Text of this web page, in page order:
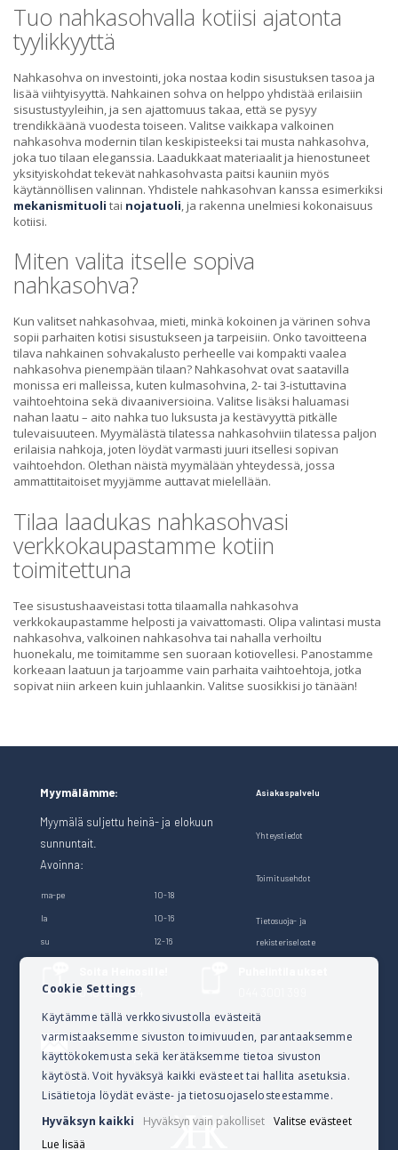
Tuo nahkasohvalla kotiisi ajatonta
tyylikkyyttä
Nahkasohva on investointi, joka nostaa kodin sisustuksen tasoa ja
lisää viihtyisyyttä. Nahkainen sohva on helppo yhdistää erilaisiin
sisustustyyleihin, ja sen ajattomuus takaa, että se pysyy
trendikkäänä vuodesta toiseen. Valitse vaikkapa valkoinen
nahkasohva modernin tilan keskipisteeksi tai musta nahkasohva,
joka tuo tilaan eleganssia. Laadukkaat materiaalit ja hienostuneet
yksityiskohdat tekevät nahkasohvasta paitsi kauniin myös
käytännöllisen valinnan. Yhdistele nahkasohvan kanssa esimerkiksi
mekanismituoli tai nojatuoli , ja rakenna unelmiesi kokonaisuus
kotiisi.
Miten valita itselle sopiva
nahkasohva?
Kun valitset nahkasohvaa, mieti, minkä kokoinen ja värinen sohva
sopii parhaiten kotisi sisustukseen ja tarpeisiin. Onko tavoitteena
tilava nahkainen sohvakalusto perheelle vai kompakti vaalea
nahkasohva pienempään tilaan? Nahkasohvat ovat saatavilla
monissa eri malleissa, kuten kulmasohvina, 2- tai 3-istuttavina
vaihtoehtoina sekä divaaniversioina. Valitse lisäksi haluamasi
nahan laatu – aito nahka tuo luksusta ja kestävyyttä pitkälle
tulevaisuuteen. Myymälästä tilatessa nahkasohviin tilatessa paljon
erilaisia nahkoja, joten löydät varmasti juuri itsellesi sopivan
vaihtoehdon. Olethan näistä myymälään yhteydessä, jossa
ammattitaitoiset myyjämme auttavat mielellään.
Tilaa laadukas nahkasohvasi
verkkokaupastamme kotiin
toimitettuna
Tee sisustushaaveistasi totta tilaamalla nahkasohva
verkkokaupastamme helposti ja vaivattomasti. Olipa valintasi musta
nahkasohva, valkoinen nahkasohva tai nahalla verhoiltu
huonekalu, me toimitamme sen suoraan kotiovellesi. Panostamme
korkeaan laatuun ja tarjoamme vain parhaita vaihtoehtoja, jotka
sopivat niin arkeen kuin juhlaankin. Valitse suosikkisi jo tänään!
Myymälämme:
Myymälä suljettu heinä- ja elokuun
sunnuntait.
Avoinna:
ma-pe 10-18
la 10-16
su 12-16
Asiakaspalvelu
Yhteystiedot
Toimitusehdot
Tietosuoja- ja
rekisteriseloste
040 528 1124
Lähetä sähköpostia
verkkokauppa@kalusteheinoset.fi
Cookie Settings
Käytämme tällä verkkosivustolla evästeitä
varmistaaksemme sivuston toimivuuden, parantaaksemme
käyttökokemusta sekä kerätäksemme tietoa sivuston
käytöstä. Voit hyväksyä kaikki evästeet tai hallita asetuksia.
Lisätietoja löydät eväste- ja tietosuojaselosteestamme.
Hyväksyn kaikki
Hyväksyn vain pakolliset
Valitse evästeet
Lue lisää